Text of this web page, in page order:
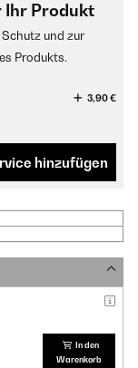
Ihr Produkt
und zur
Produkts.
3,90 €
hinzufügen
In den
Warenkorb